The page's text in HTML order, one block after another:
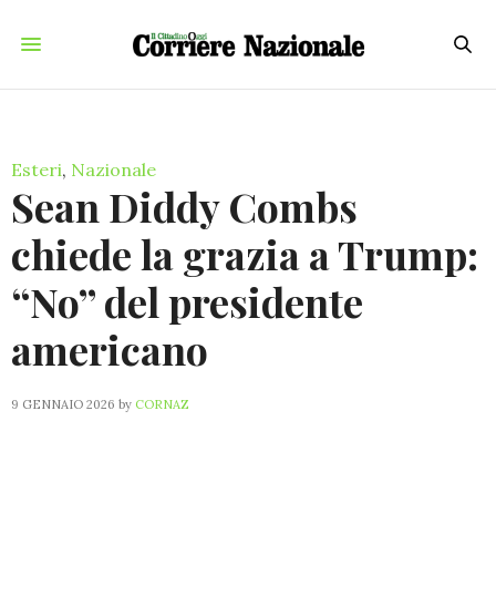
Esteri, Nazionale
Sean Diddy Combs
chiede la grazia a Trump:
“No” del presidente
americano
9 GENNAIO 2026 by CORNAZ